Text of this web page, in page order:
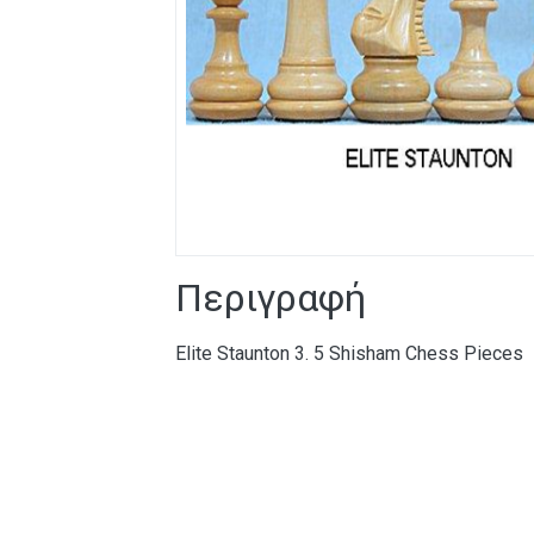
Περιγραφή
Elite Staunton 3. 5 Shisham Chess Pieces